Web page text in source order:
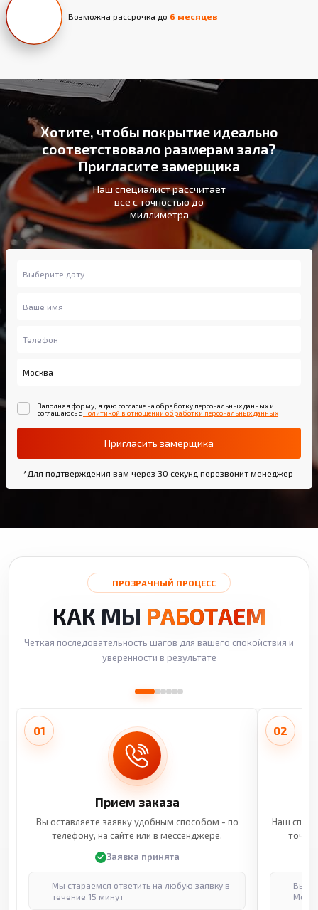
Возможна рассрочка до 6 месяцев
Хотите, чтобы покрытие идеально
соответствовало размерам зала?
Пригласите замерщика
Наш специалист рассчитает
всё с точностью до
миллиметра
Заполняя форму, я даю согласие на обработку персональных данных и
соглашаюсь с Политикой в отношении обработки персональных данных
Пригласить замерщика
*Для подтверждения вам через 30 секунд перезвонит менеджер
ПРОЗРАЧНЫЙ ПРОЦЕСС
КАК МЫ РАБОТАЕМ
Четкая последовательность шагов для вашего спокойствия и
уверенности в результате
01
Прием заказа
Вы оставляете заявку удобным способом - по
телефону, на сайте или в мессенджере.
Заявка принята
Мы стараемся ответить на любую заявку в
течение 15 минут
02
Наш